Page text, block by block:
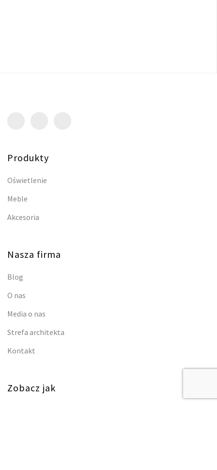
Produkty
Oświetlenie
Meble
Akcesoria
Nasza firma
Blog
O nas
Media o nas
Strefa architekta
Kontakt
Zobacz jak